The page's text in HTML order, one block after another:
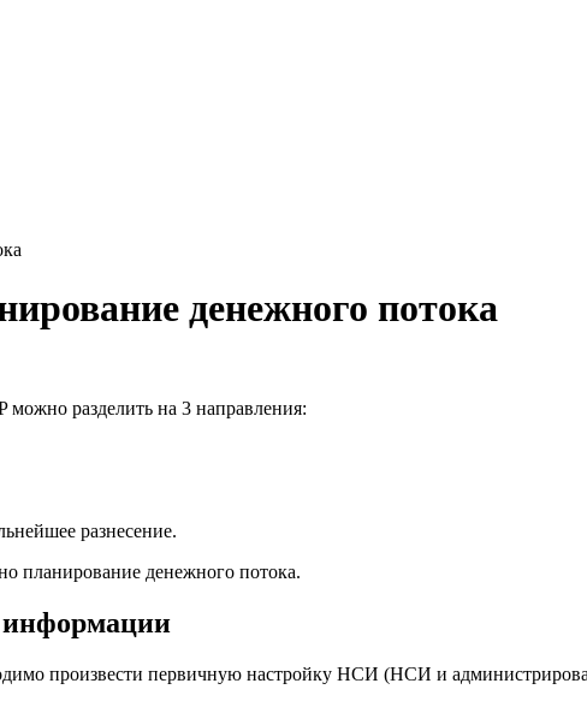
денежного потока
разделить на 3 направления:
разнесение.
планирование денежного потока.
информации
произвести первичную настройку НСИ (НСИ и